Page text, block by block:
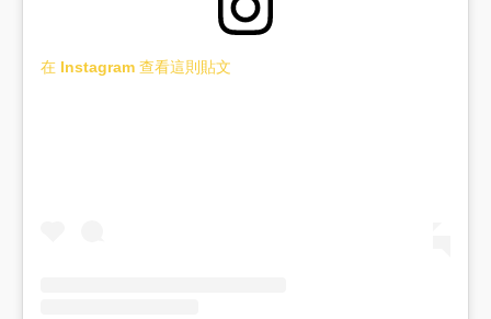
在 Instagram 查看這則貼文